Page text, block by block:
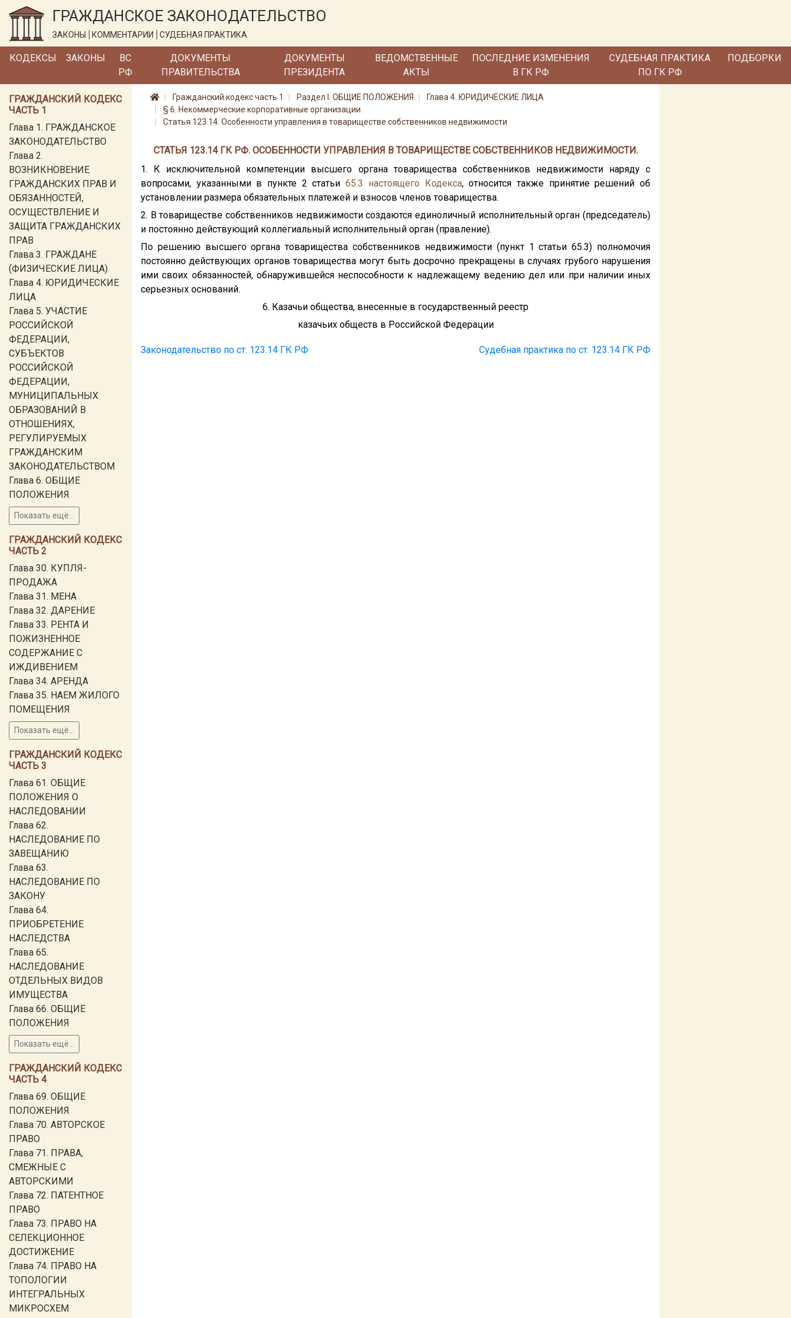
ГРАЖДАНСКОЕ ЗАКОНОДАТЕЛЬСТВО
ЗАКОНЫ КОММЕНТАРИИ СУДЕБНАЯ ПРАКТИКА
КОДЕКСЫ ЗАКОНЫ
ВС
РФ
ДОКУМЕНТЫ
ПРАВИТЕЛЬСТВА
ДОКУМЕНТЫ
ПРЕЗИДЕНТА
ВЕДОМСТВЕННЫЕ
АКТЫ
ПОСЛЕДНИЕ ИЗМЕНЕНИЯ
В ГК РФ
СУДЕБНАЯ ПРАКТИКА
ПО ГК РФ
ПОДБОРКИ
ГРАЖДАНСКИЙ КОДЕКС
ЧАСТЬ 1
Глава 1. ГРАЖДАНСКОЕ
ЗАКОНОДАТЕЛЬСТВО
Глава 2.
ВОЗНИКНОВЕНИЕ
ГРАЖДАНСКИХ ПРАВ И
ОБЯЗАННОСТЕЙ,
ОСУЩЕСТВЛЕНИЕ И
ЗАЩИТА ГРАЖДАНСКИХ
ПРАВ
Глава 3. ГРАЖДАНЕ
(ФИЗИЧЕСКИЕ ЛИЦА)
Глава 4. ЮРИДИЧЕСКИЕ
ЛИЦА
Глава 5. УЧАСТИЕ
РОССИЙСКОЙ
ФЕДЕРАЦИИ,
СУБЪЕКТОВ
РОССИЙСКОЙ
ФЕДЕРАЦИИ,
МУНИЦИПАЛЬНЫХ
ОБРАЗОВАНИЙ В
ОТНОШЕНИЯХ,
РЕГУЛИРУЕМЫХ
ГРАЖДАНСКИМ
ЗАКОНОДАТЕЛЬСТВОМ
Глава 6. ОБЩИЕ
ПОЛОЖЕНИЯ
Показать ещё...
ГРАЖДАНСКИЙ КОДЕКС
ЧАСТЬ 2
Глава 30. КУПЛЯ-
ПРОДАЖА
Глава 31. МЕНА
Глава 32. ДАРЕНИЕ
Глава 33. РЕНТА И
ПОЖИЗНЕННОЕ
СОДЕРЖАНИЕ С
ИЖДИВЕНИЕМ
Глава 34. АРЕНДА
Глава 35. НАЕМ ЖИЛОГО
ПОМЕЩЕНИЯ
Показать ещё...
ГРАЖДАНСКИЙ КОДЕКС
ЧАСТЬ 3
Глава 61. ОБЩИЕ
ПОЛОЖЕНИЯ О
НАСЛЕДОВАНИИ
Глава 62.
НАСЛЕДОВАНИЕ ПО
ЗАВЕЩАНИЮ
Глава 63.
НАСЛЕДОВАНИЕ ПО
ЗАКОНУ
Глава 64.
ПРИОБРЕТЕНИЕ
НАСЛЕДСТВА
Глава 65.
НАСЛЕДОВАНИЕ
ОТДЕЛЬНЫХ ВИДОВ
ИМУЩЕСТВА
Глава 66. ОБЩИЕ
ПОЛОЖЕНИЯ
Показать ещё...
ГРАЖДАНСКИЙ КОДЕКС
ЧАСТЬ 4
Глава 69. ОБЩИЕ
ПОЛОЖЕНИЯ
Глава 70. АВТОРСКОЕ
ПРАВО
Глава 71. ПРАВА,
СМЕЖНЫЕ С
АВТОРСКИМИ
Глава 72. ПАТЕНТНОЕ
ПРАВО
Глава 73. ПРАВО НА
СЕЛЕКЦИОННОЕ
ДОСТИЖЕНИЕ
Глава 74. ПРАВО НА
ТОПОЛОГИИ
ИНТЕГРАЛЬНЫХ
МИКРОСХЕМ
Гражданский кодекс часть 1 Раздел I. ОБЩИЕ ПОЛОЖЕНИЯ
Глава 4. ЮРИДИЧЕСКИЕ ЛИЦА
§ 6. Некоммерческие корпоративные организации
Статья 123.14. Особенности управления в товариществе собственников недвижимости
СТАТЬЯ 123.14 ГК РФ. ОСОБЕННОСТИ УПРАВЛЕНИЯ В ТОВАРИЩЕСТВЕ СОБСТВЕННИКОВ НЕДВИЖИМОСТИ.
1. К исключительной компетенции высшего органа товарищества собственников недвижимости наряду с
вопросами, указанными в пункте 2 статьи65.3 настоящего Кодекса, относится также принятие решений об
установлении размера обязательных платежей и взносов членов товарищества.
2. В товариществе собственников недвижимости создаются единоличный исполнительный орган (председатель)
и постоянно действующий коллегиальный исполнительный орган (правление).
По решению высшего органа товарищества собственников недвижимости (пункт 1 статьи 65.3) полномочия
постоянно действующих органов товарищества могут быть досрочно прекращены в случаях грубого нарушения
ими своих обязанностей, обнаружившейся неспособности к надлежащему ведению дел или при наличии иных
серьезных оснований.
6. Казачьи общества, внесенные в государственный реестр
казачьих обществ в Российской Федерации
Законодательство по ст. 123.14 ГК РФ Судебная практика по ст. 123.14 ГК РФ